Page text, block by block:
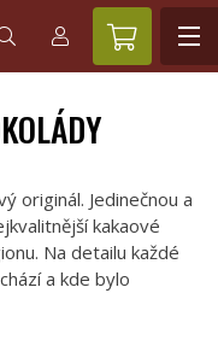
originál. Jedinečnou a
kakaové
Na detailu každé
a kde bylo